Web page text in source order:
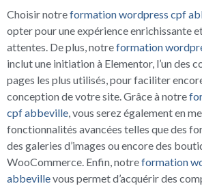
Choisir notreformation wordpress cpf
opter pour une expérience enrichissante
attentes. De plus, notreformation
inclut une initiation à Elementor, l’un des
pages les plus utilisés, pour faciliter
conception de votre site. Grâce à notre
cpf abbeville, vous serez également en
fonctionnalités avancées telles que des
des galeries d’images ou encore des
WooCommerce. Enfin, notreformation
abbevillevous permet d’acquérir des